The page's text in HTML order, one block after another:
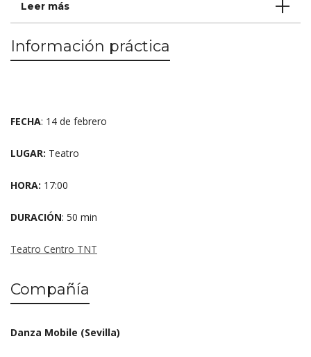
Leer más
Información práctica
FECHA: 14 de febrero
LUGAR: Teatro
HORA: 17:00
DURACIÓN: 50 min
Teatro Centro TNT
Compañía
Danza Mobile (Sevilla)